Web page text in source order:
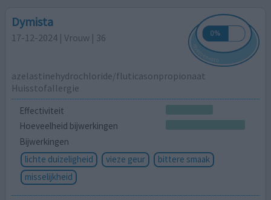
Dymista
17-12-2024 | Vrouw | 36
azelastinehydrochloride/fluticasonpropionaat
Huisstofallergie
Effectiviteit
Hoeveelheid bijwerkingen
Bijwerkingen
lichte duizeligheid
vieze geur
bittere smaak
misselijkheid